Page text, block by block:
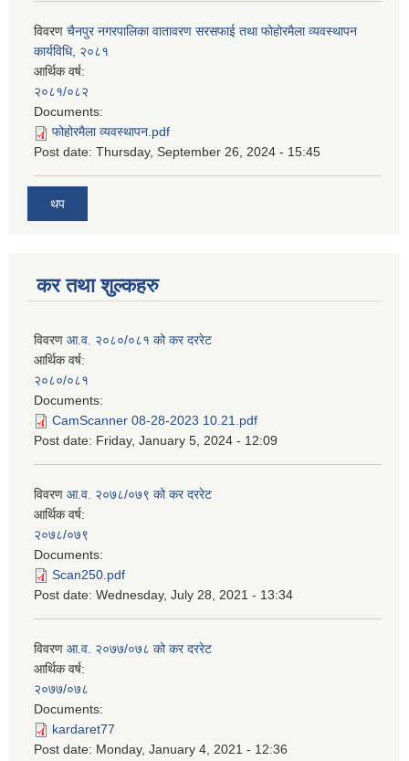
विवरण चैनपुर नगरपालिका वातावरण सरसफाई तथा फोहोरमैला व्यवस्थापन
कार्यविधि, २०८१
आर्थिक वर्ष:
२०८१/०८२
Documents:
फोहोरमैला व्यवस्थापन.pdf
Post date: Thursday, September 26, 2024 - 15:45
थप
कर तथा शुल्कहरु
विवरण आ.व. २०८०/०८१ को कर दररेट
आर्थिक वर्ष:
२०८०/०८१
Documents:
CamScanner 08-28-2023 10.21.pdf
Post date: Friday, January 5, 2024 - 12:09
विवरण आ.व. २०७८/०७९ को कर दररेट
आर्थिक वर्ष:
२०७८/०७९
Documents:
Scan250.pdf
Post date: Wednesday, July 28, 2021 - 13:34
विवरण आ.व. २०७७/०७८ को कर दररेट
आर्थिक वर्ष:
२०७७/०७८
Documents:
kardaret77
Post date: Monday, January 4, 2021 - 12:36